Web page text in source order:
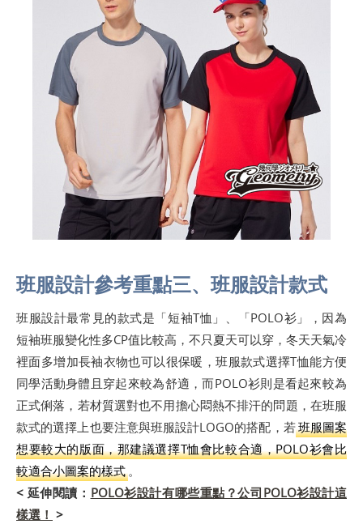
班服設計參考重點三、班服設計款式
班服設計最常見的款式是「短袖T恤」、「POLO衫」，因為
短袖班服變化性多CP值比較高，不只夏天可以穿，冬天天氣冷
裡面多增加長袖衣物也可以很保暖，班服款式選擇T恤能方便
同學活動身體且穿起來較為舒適，而POLO衫則是看起來較為
正式俐落，若材質選對也不用擔心悶熱不排汗的問題，在班服
款式的選擇上也要注意與班服設計LOGO的搭配，若班服圖案
想要較大的版面，那建議選擇T恤會比較合適，POLO衫會比
較適合小圖案的樣式 。
< 延伸閱讀： POLO衫設計有哪些重點？公司POLO衫設計這
樣選！ >